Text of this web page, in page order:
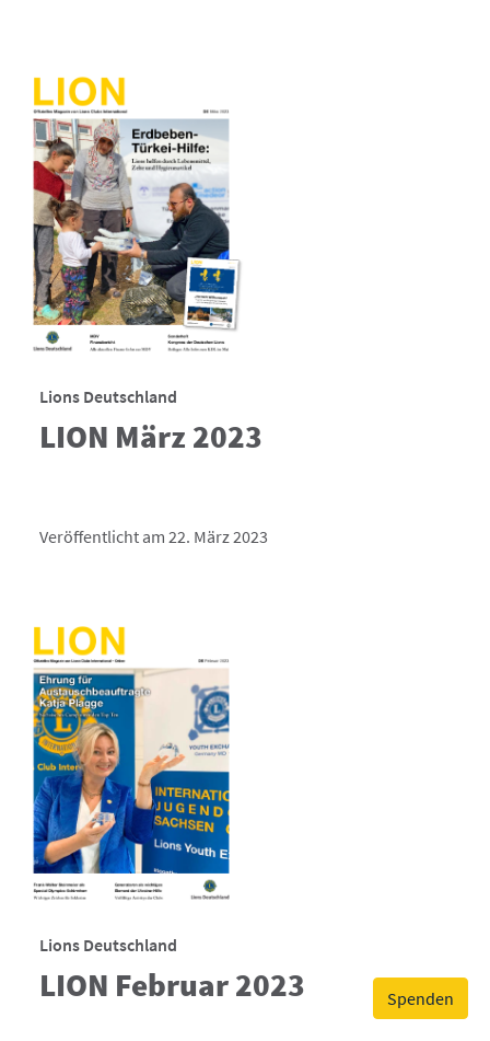
Spenden
Lions Deutschland
LION März 2023
Veröffentlicht am 22. März 2023
Lions Deutschland
LION Februar 2023